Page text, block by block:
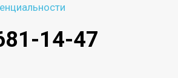
14-47